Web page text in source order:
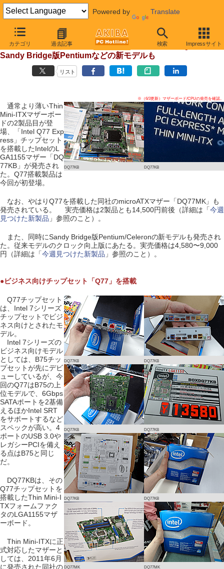
Powered by Translate
カテゴリ 過去記事 検索 Impressサイト
【 2012年6月3日 】
Thin Mini-ITXマザーに2製品目、新チップセット「Q77」搭載
Sandy Bridge版Pentiumなどの新モデルも
リスト
※（6/3更新）マザーボード/CPUの発売を確認。
DQ77KB DQ77KB
通常より薄いThin
Mini-ITXマザーボー
ドの2製品目が登
場、「Intel Q77 Exp
ress」チップセット
を搭載したIntelのL
GA1155マザー「DQ
77KB」が発売され
た。Q77搭載製品は
今回が初登場。
なお、やはりQ77を搭載した同社のmicroATXマザー「DQ77MK」も
発売されている。 実売価格は2製品とも14,500円前後（詳細は「今週
見つけた新製品 」参照のこと）。
また、同時にSandy Bridge版Pentium/Celeronの新モデルも発売され
た。従来モデルのクロック向上版にあたる。実売価格は4,580〜9,000
円（詳細は「今週見つけた新製品 」参照のこと）。
●ビジネス向けチップセット「Q77」を搭載
DQ77KB DQ77KB
DQ77KB DQ77KB
DQ77KB DQ77KB
DQ77MK DQ77MK
Q77チップセット
は、Intel 7シリーズ
チップセットでビジ
ネス向けとされたモ
デル。
Intel 7シリーズの
ビジネス向けモデル
としては、B75チッ
プセットが先にデビ
ューしているが、今
回のQ77はB75の上
位モデルで、6Gbps
SATAポートを2基備
えるほかIntel SRT
をサポートするなど
スペックが高い。4
ポートのUSB 3.0や
レガシーPCIを備え
る点はB75と同じ
だ。
DQ77KBは、その
Q77チップセットを
搭載したThin Mini-I
TXフォームファク
タのLGA1155マザ
ーボード。
Thin Mini-ITXに正
式対応したマザーと
しては、2011年6月
に発売された同社の